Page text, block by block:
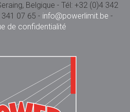
Belgique - Tél: +32 (0)4 342
07 65 - info@powerlimit.be -
de confidentialité